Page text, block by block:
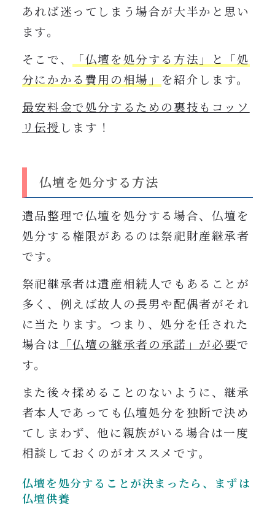
あれば迷ってしまう場合が大半かと思い
ます。
そこで、
「仏壇を処分する方法」と「処
分にかかる費用の相場」 を紹介します。
最安料金で処分するための裏技もコッソ
リ伝授 します！
仏壇を処分する方法
遺品整理で仏壇を処分する場合、仏壇を
処分する権限があるのは祭祀財産継承者
です。
祭祀継承者は遺産相続人でもあることが
多く、例えば故人の長男や配偶者がそれ
に当たります。つまり、処分を任された
場合は 「仏壇の継承者の承諾」が必要で
す。
また後々揉めることのないように、継承
者本人であっても仏壇処分を独断で決め
てしまわず、他に親族がいる場合は一度
相談しておくのがオススメです。
仏壇を処分することが決まったら、まずは
仏壇供養